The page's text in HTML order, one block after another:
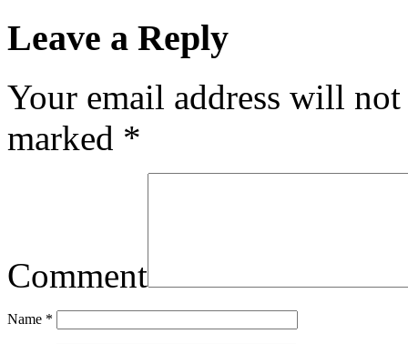
Leave a Reply
Your email address will
marked *
Comment
Name *